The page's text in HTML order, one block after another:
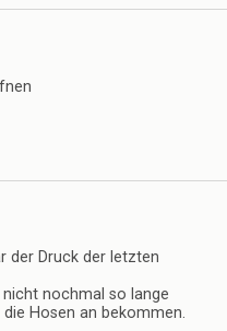
der Druck der letzten
nicht nochmal so lange
Hosen an bekommen.